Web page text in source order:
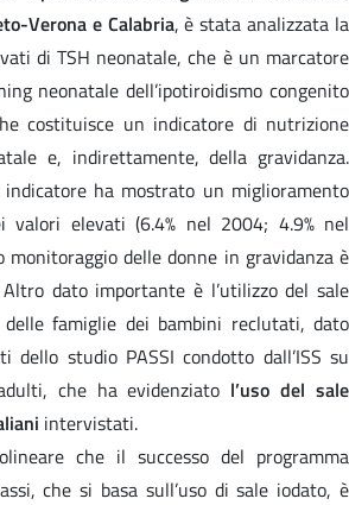
Verona e Calabria, è stata analizzata la
di TSH neonatale, che è un marcatore
neonatale dell’ipotiroidismo congenito
costituisce un indicatore di nutrizione
e, indirettamente, della gravidanza.
indicatore ha mostrato un miglioramento
valori elevati (6.4% nel 2004; 4.9% nel
monitoraggio delle donne in gravidanza è
dato importante è l’utilizzo del sale
famiglie dei bambini reclutati, dato
studio PASSI condotto dall’ISS su
che ha evidenziato l’uso del sale
intervistati.
che il successo del programma
che si basa sull’uso di sale iodato, è